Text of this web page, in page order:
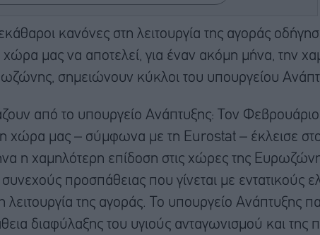
κανόνες στη λειτουργία της αγοράς
μας να αποτελεί, για έναν ακόμη μήνα, την
σημειώνουν κύκλοι του υπουργείου
από το υπουργείο Ανάπτυξης: Τον
χώρα μας – σύμφωνα με τη Eurostat – έκλεισε στο
η χαμηλότερη επίδοση στις χώρες της
προσπάθειας που γίνεται με εντατικούς
λειτουργία της αγοράς. Το υπουργείο Ανάπτυξης
διαφύλαξης του υγιούς ανταγωνισμού και της